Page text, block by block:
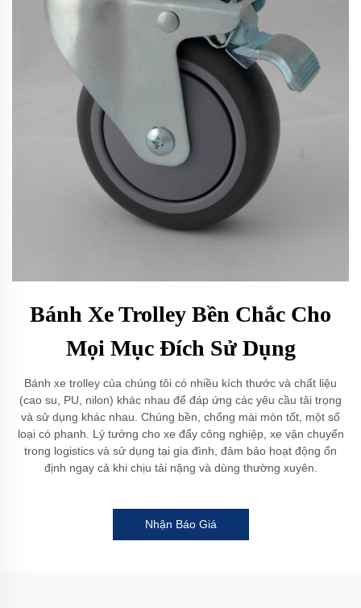
Bánh Xe Trolley Bền Chắc Cho
Mọi Mục Đích Sử Dụng
Bánh xe trolley của chúng tôi có nhiều kích thước và chất liệu
(cao su, PU, nilon) khác nhau để đáp ứng các yêu cầu tải trọng
và sử dụng khác nhau. Chúng bền, chống mài mòn tốt, một số
loại có phanh. Lý tưởng cho xe đẩy công nghiệp, xe vận chuyển
trong logistics và sử dụng tại gia đình, đảm bảo hoạt động ổn
định ngay cả khi chịu tải nặng và dùng thường xuyên.
Nhận Báo Giá